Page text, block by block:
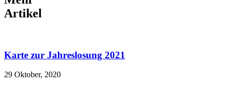
Artikel
Karte zur Jahreslosung 2021
29 Oktober, 2020